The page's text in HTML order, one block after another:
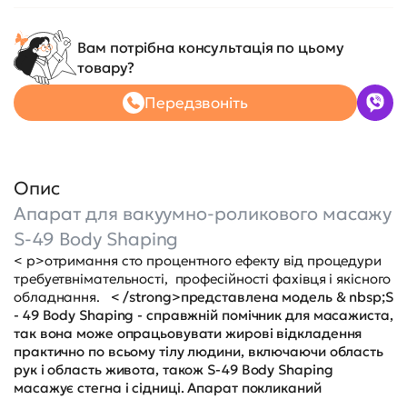
Вам потрібна консультація по цьому
товару?
Передзвоніть
Опис
Апарат для вакуумно-роликового масажу
S-49 Body Shaping
< p>отримання сто процентного ефекту від процедури
требуетвнімательності, професійності фахівця і якісного
обладнання. < /strong>представлена модель & nbsp;S
- 49 Body Shaping - справжній помічник для масажиста,
так вона може опрацьовувати жирові відкладення
практично по всьому тілу людини, включаючи область
рук і область живота, також S-49 Body Shaping
масажує стегна і сідниці. Апарат покликаний